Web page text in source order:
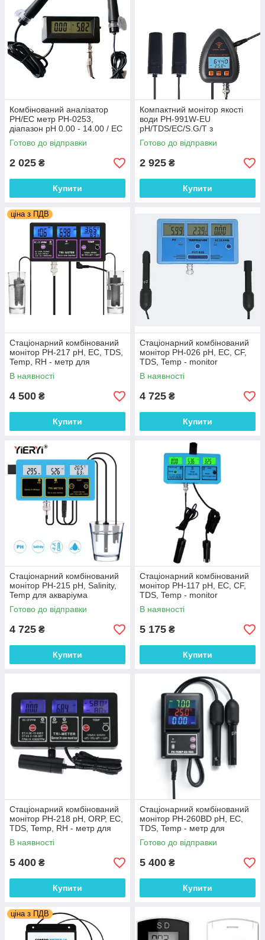
Комбінований аналізатор
PH/EC метр PH-0253,
діапазон pH 0.00 - 14.00 / EC
0.00 - 19.99 мСм/см
Готово до відправки
2 025 ₴
Купити
Компактний монітор якості
води PH-991W-EU
pH/TDS/EC/S.G/Т з
функціями запису даних,
виносними електродами.
Готово до відправки
2 925 ₴
Купити
ціна з ПДВ
Стаціонарний комбінований
монітор РН-217 pH, EC, TDS,
Temp, RH - метр для
акваріума
В наявності
4 500 ₴
Купити
Стаціонарний комбінований
монітор РН-026 pH, EC, CF,
TDS, Temp - monitor
В наявності
4 725 ₴
Купити
Стаціонарний комбінований
монітор РН-215 pH, Salinity,
Temp для акваріума
Готово до відправки
4 725 ₴
Купити
Стаціонарний комбінований
монітор РН-117 pH, EC, CF,
TDS, Temp - monitor
В наявності
5 175 ₴
Купити
Стаціонарний комбінований
монітор РН-218 pH, ORP, EC,
TDS, Temp, RH - метр для
акваріума
В наявності
5 400 ₴
Купити
Стаціонарний комбінований
монітор РН-260BD pH, EC,
TDS, Temp - метр для
акваріума (Bluetooth)
Готово до відправки
5 400 ₴
Купити
ціна з ПДВ